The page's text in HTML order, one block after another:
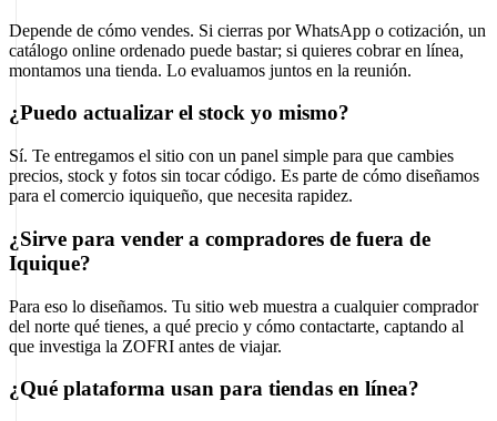
Depende de cómo vendes. Si cierras por WhatsApp o cotización, un
catálogo online ordenado puede bastar; si quieres cobrar en línea,
montamos una tienda. Lo evaluamos juntos en la reunión.
¿Puedo actualizar el stock yo mismo?
Sí. Te entregamos el sitio con un panel simple para que cambies
precios, stock y fotos sin tocar código. Es parte de cómo diseñamos
para el comercio iquiqueño, que necesita rapidez.
¿Sirve para vender a compradores de fuera de
Iquique?
Para eso lo diseñamos. Tu sitio web muestra a cualquier comprador
del norte qué tienes, a qué precio y cómo contactarte, captando al
que investiga la ZOFRI antes de viajar.
¿Qué plataforma usan para tiendas en línea?